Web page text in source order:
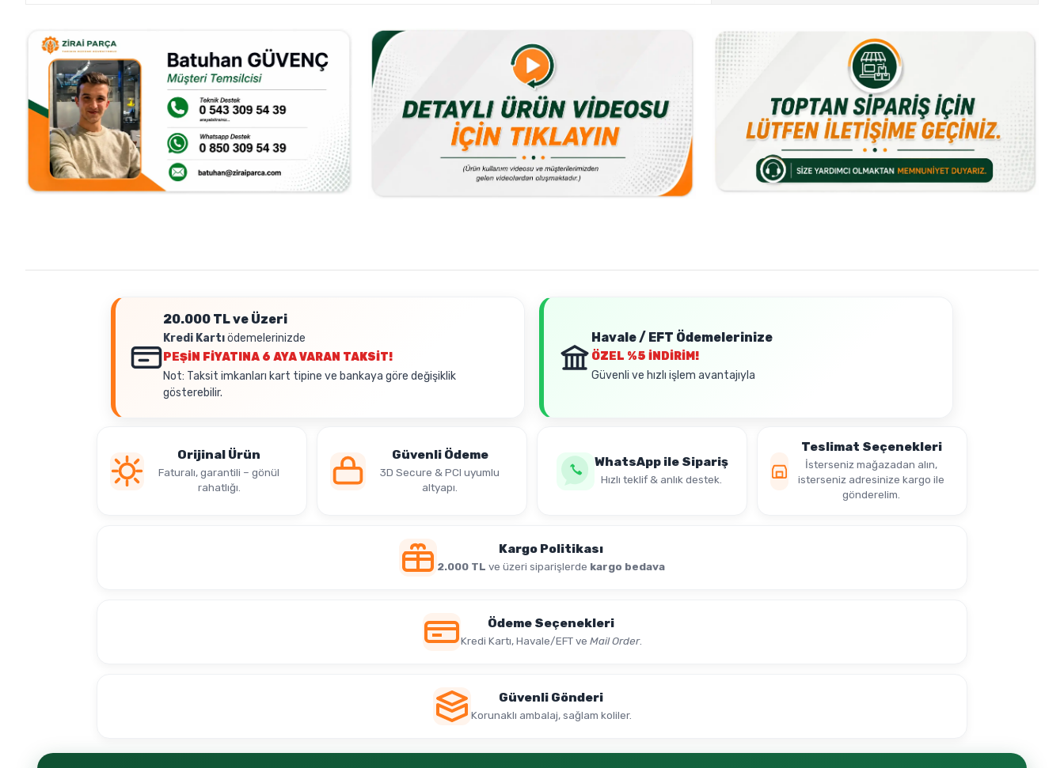
20.000 TL ve Üzeri
Kredi Kartıödemelerinizde
PEŞİN FİYATINA 6 AYA VARAN TAKSİT!
Not: Taksit imkanları kart tipine ve bankaya göre değişiklik
gösterebilir.
Havale / EFT Ödemelerinize
ÖZEL %5 İNDİRİM!
Güvenli ve hızlı işlem avantajıyla
Orijinal Ürün
Faturalı, garantili – gönül
rahatlığı.
Güvenli Ödeme
3D Secure & PCI uyumlu
altyapı.
WhatsApp ile Sipariş
Hızlı teklif & anlık destek.
Teslimat Seçenekleri
İsterseniz mağazadan alın,
isterseniz adresinize kargo ile
gönderelim.
Kargo Politikası
2.000 TL ve üzeri siparişlerde kargo bedava
Ödeme Seçenekleri
Kredi Kartı, Havale/EFT ve Mail Order.
Güvenli Gönderi
Korunaklı ambalaj, sağlam koliler.